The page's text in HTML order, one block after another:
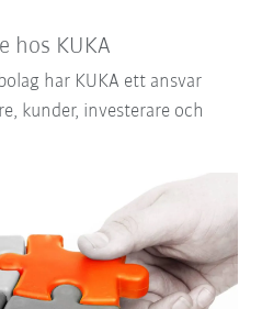
hos KUKA
har KUKA ett ansvar
kunder, investerare och